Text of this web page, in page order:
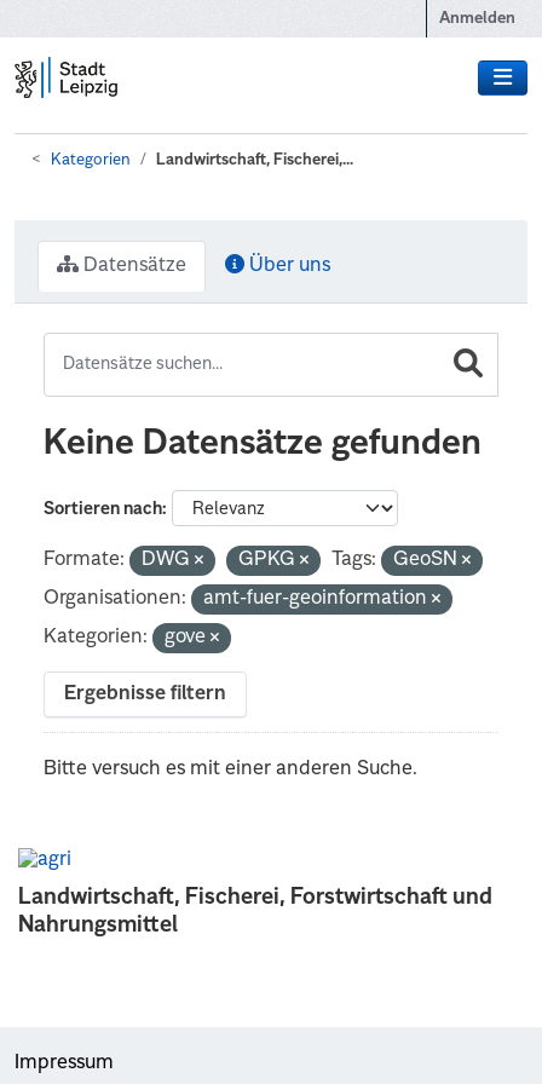
Anmelden
Kategorien Landwirtschaft, Fischerei,...
Landwirtschaft, Fischerei, Forstwirtschaft und
Nahrungsmittel
Datensätze Über uns
Keine Datensätze gefunden
Sortieren nach
Formate: DWG GPKG Tags:
GeoSN
Organisationen:
amt-fuer-geoinformation
Kategorien:
gove
Ergebnisse filtern
Bitte versuch es mit einer anderen Suche.
Impressum